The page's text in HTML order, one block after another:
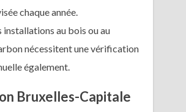
chaque année.
installations au bois ou au
nécessitent une vérification
également.
Bruxelles-Capitale